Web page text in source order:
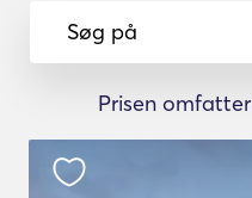
Søg på
Prisen